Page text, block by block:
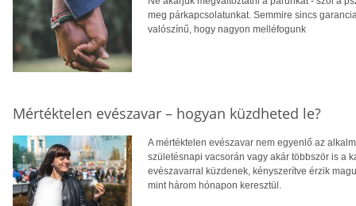
meg párkapcsolatunkat. Semmire sincs
valószínű, hogy nagyon melléfogunk
Mértéktelen evészavar – hogyan küzdheted le?
A mértéktelen evészavar nem egyenlő az
születésnapi vacsorán vagy akár többször is a
evészavarral küzdenek, kényszerítve érzik
mint három hónapon keresztül.